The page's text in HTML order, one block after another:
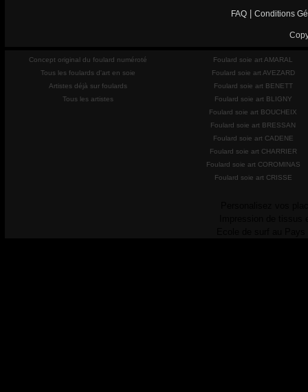
FAQ Conditions
Concept original du foulard numéroté
Tous les foulards d'art en soie
Artistes déjà sur foulards
Tous les artistes
Foulard soie art AMARAL
Foulard soie art AVEZARD
Foulard soie art BENETT
Foulard soie art BLIGNY
Foulard soie art BOUCHEIX
Foulard soie art BRESSAN
Foulard soie art CADENE
Foulard soie art CHARRIER
Foulard soie art COROMINAS
Foulard soie art CRISSE